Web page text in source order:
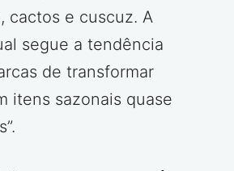
cactos e cuscuz. A
segue a tendência
de transformar
itens sazonais quase